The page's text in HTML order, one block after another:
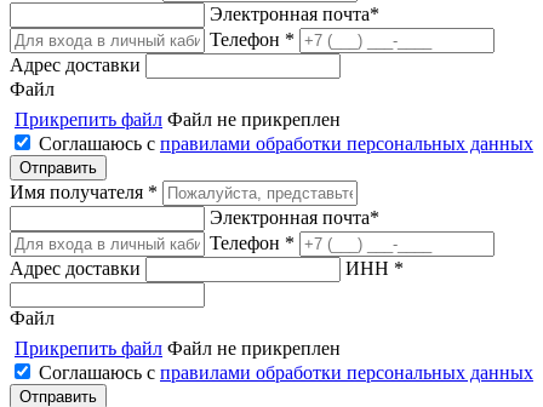
Электронная почта*
Телефон *
Адрес доставки
Файл
Прикрепить файл Файл не прикреплен
Соглашаюсь с правилами обработки персональных данных
Имя получателя *
Электронная почта*
Телефон *
Адрес доставки
ИНН *
Файл
Прикрепить файл Файл не прикреплен
Соглашаюсь с правилами обработки персональных данных